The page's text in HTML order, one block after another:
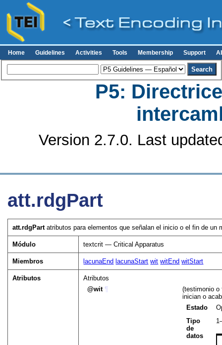
Home Guidelines Activities Tools Membership Support
P5:
Version 2.7.0. Last
att.rdgPart
att.rdgPartatributos para elementos que señalan el inicio o el fin de un
Módulo textcrit — Critical Apparatus
Miembros lacunaEnd lacunaStart wit witEnd witStart
Atributos
Atributos
wit ¶
(testimonio o
inician o
Estado
Tipo
de
datos